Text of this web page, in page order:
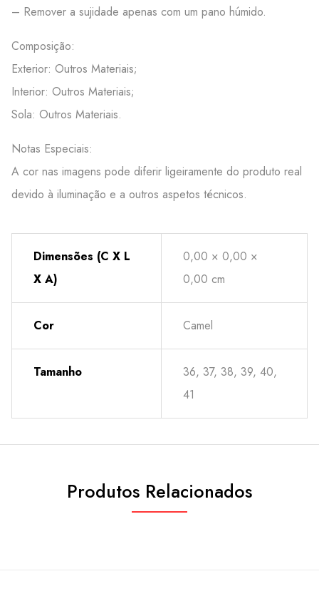
– Remover a sujidade apenas com um pano húmido.
Composição:
Exterior: Outros Materiais;
Interior: Outros Materiais;
Sola: Outros Materiais.
Notas Especiais:
A cor nas imagens pode diferir ligeiramente do produto real
devido à iluminação e a outros aspetos técnicos.
Dimensões (C X L
X A)
0,00 × 0,00 ×
0,00 cm
Cor Camel
Tamanho
36, 37, 38, 39, 40,
41
Produtos Relacionados